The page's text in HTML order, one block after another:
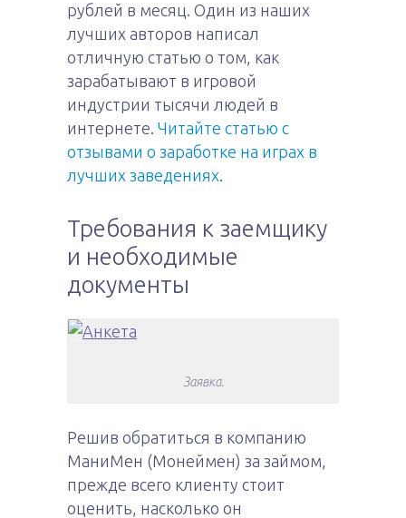
рублей в месяц. Один из наших
лучших авторов написал
отличную статью о том, как
зарабатывают в игровой
индустрии тысячи людей в
интернете. Читайте статью с
отзывами о заработке на играх в
лучших заведениях.
Требования к заемщику
и необходимые
документы
Заявка.
Решив обратиться в компанию
МаниМен (Монеймен) за займом,
прежде всего клиенту стоит
оценить, насколько он